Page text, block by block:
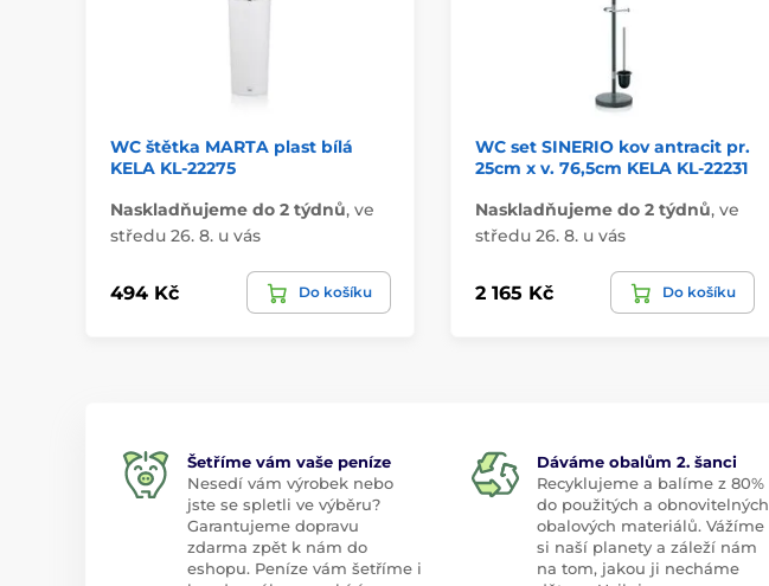
WC štětka MARTA plast bílá
KELA KL-22275
Naskladňujeme do 2 týdnů, ve
středu 26. 8. u vás
494 Kč Do košíku
WC set SINERIO kov antracit pr.
25cm x v. 76,5cm KELA KL-22231
Naskladňujeme do 2 týdnů, ve
středu 26. 8. u vás
2 165 Kč Do košíku
Šetříme vám vaše peníze
Nesedí vám výrobek nebo
jste se spletli ve výběru?
Garantujeme dopravu
zdarma zpět k nám do
eshopu. Peníze vám šetříme i
Dáváme obalům 2. šanci
Recyklujeme a balíme z 80%
do použitých a obnovitelných
obalových materiálů. Vážíme
si naší planety a záleží nám
na tom, jakou ji necháme